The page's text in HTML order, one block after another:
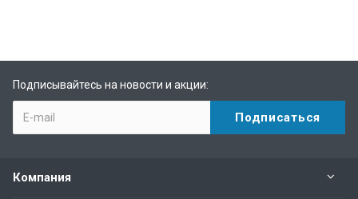
Подписывайтесь на новости и акции:
Компания